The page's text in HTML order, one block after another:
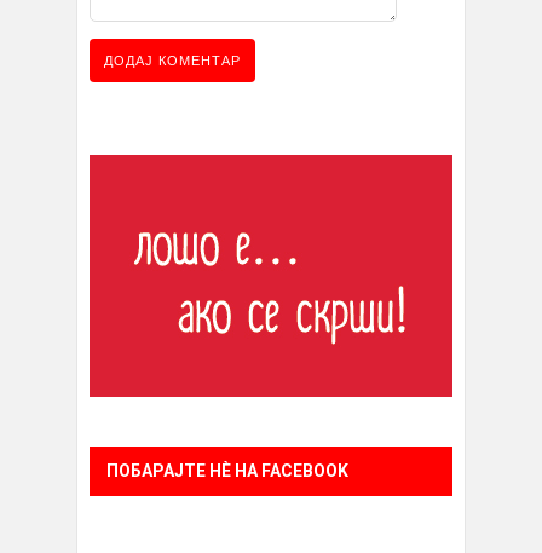
ПОБАРАЈТЕ НÈ НА FACEBOOK